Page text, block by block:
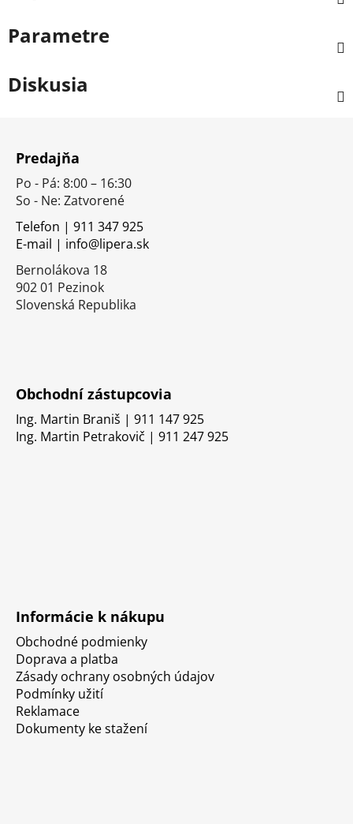
Parametre
Diskusia
Predajňa
Po - Pá: 8:00 – 16:30
So - Ne: Zatvorené
Telefon | 911 347 925
E-mail | info@lipera.sk
Bernolákova 18
902 01 Pezinok
Slovenská Republika
Obchodní zástupcovia
Ing. Martin Braniš | 911 147 925
Ing. Martin Petrakovič | 911 247 925
Informácie k nákupu
Obchodné podmienky
Doprava a platba
Zásady ochrany osobných údajov
Podmínky užití
Reklamace
Dokumenty ke stažení